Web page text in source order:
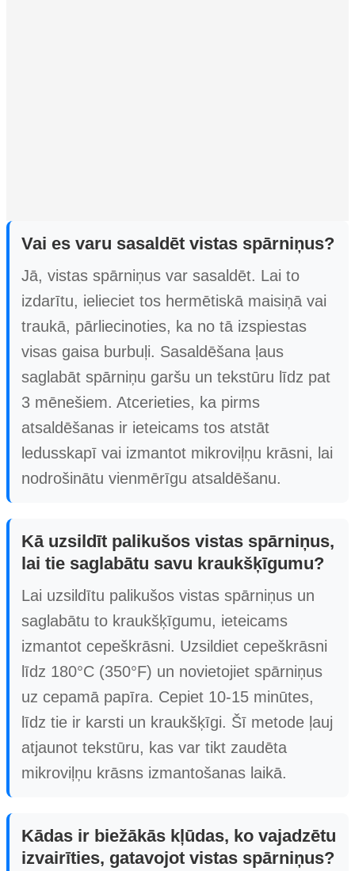
Vai es varu sasaldēt vistas spārniņus?
Jā, vistas spārniņus var sasaldēt. Lai to
izdarītu, ielieciet tos hermētiskā maisiņā vai
traukā, pārliecinoties, ka no tā izspiestas
visas gaisa burbuļi. Sasaldēšana ļaus
saglabāt spārniņu garšu un tekstūru līdz pat
3 mēnešiem. Atcerieties, ka pirms
atsaldēšanas ir ieteicams tos atstāt
ledusskapī vai izmantot mikroviļņu krāsni, lai
nodrošinātu vienmērīgu atsaldēšanu.
Kā uzsildīt palikušos vistas spārniņus,
lai tie saglabātu savu kraukšķīgumu?
Lai uzsildītu palikušos vistas spārniņus un
saglabātu to kraukšķīgumu, ieteicams
izmantot cepeškrāsni. Uzsildiet cepeškrāsni
līdz 180°C (350°F) un novietojiet spārniņus
uz cepamā papīra. Cepiet 10-15 minūtes,
līdz tie ir karsti un kraukšķīgi. Šī metode ļauj
atjaunot tekstūru, kas var tikt zaudēta
mikroviļņu krāsns izmantošanas laikā.
Kādas ir biežākās kļūdas, ko vajadzētu
izvairīties, gatavojot vistas spārniņus?